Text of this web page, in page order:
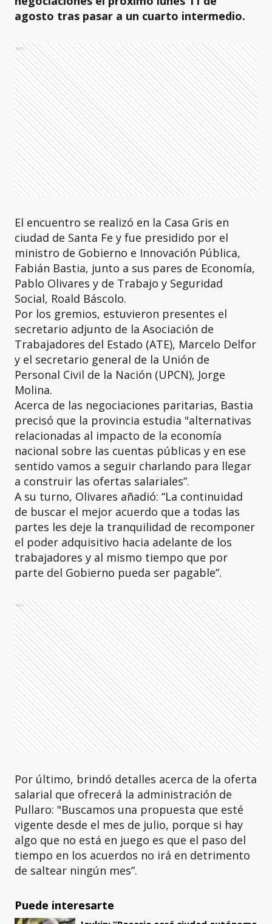
agosto tras pasar a un cuarto intermedio.
Ads
El encuentro se realizó en la Casa Gris en
ciudad de Santa Fe y fue presidido por el
ministro de Gobierno e Innovación Pública,
Fabián Bastia, junto a sus pares de Economía,
Pablo Olivares y de Trabajo y Seguridad
Social, Roald Báscolo.
Por los gremios, estuvieron presentes el
secretario adjunto de la Asociación de
Trabajadores del Estado (ATE), Marcelo Delfor
y el secretario general de la Unión de
Personal Civil de la Nación (UPCN), Jorge
Molina.
Acerca de las negociaciones paritarias, Bastia
precisó que la provincia estudia "alternativas
relacionadas al impacto de la economía
nacional sobre las cuentas públicas y en ese
sentido vamos a seguir charlando para llegar
a construir las ofertas salariales”.
A su turno, Olivares añadió: “La continuidad
de buscar el mejor acuerdo que a todas las
partes les deje la tranquilidad de recomponer
el poder adquisitivo hacia adelante de los
trabajadores y al mismo tiempo que por
parte del Gobierno pueda ser pagable”.
Ads
Por último, brindó detalles acerca de la oferta
salarial que ofrecerá la administración de
Pullaro: "Buscamos una propuesta que esté
vigente desde el mes de julio, porque si hay
algo que no está en juego es que el paso del
tiempo en los acuerdos no irá en detrimento
de saltear ningún mes”.
Puede interesarte